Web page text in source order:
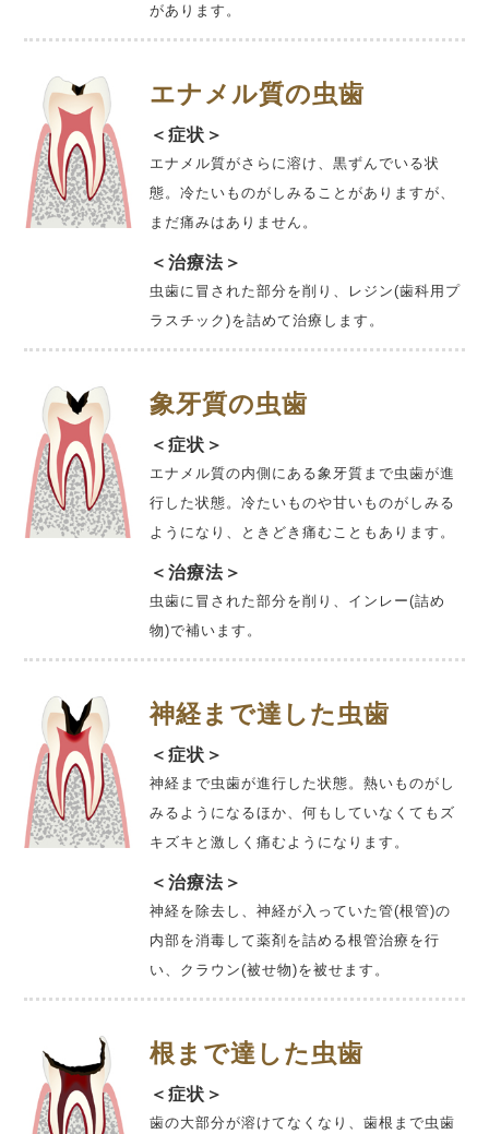
があります。
エナメル質の虫歯
＜症状＞
エナメル質がさらに溶け、黒ずんでいる状
態。冷たいものがしみることがありますが、
まだ痛みはありません。
＜治療法＞
虫歯に冒された部分を削り、レジン(歯科用プ
ラスチック)を詰めて治療します。
象牙質の虫歯
＜症状＞
エナメル質の内側にある象牙質まで虫歯が進
行した状態。冷たいものや甘いものがしみる
ようになり、ときどき痛むこともあります。
＜治療法＞
虫歯に冒された部分を削り、インレー(詰め
物)で補います。
神経まで達した虫歯
＜症状＞
神経まで虫歯が進行した状態。熱いものがし
みるようになるほか、何もしていなくてもズ
キズキと激しく痛むようになります。
＜治療法＞
神経を除去し、神経が入っていた管(根管)の
内部を消毒して薬剤を詰める根管治療を行
い、クラウン(被せ物)を被せます。
根まで達した虫歯
＜症状＞
歯の大部分が溶けてなくなり、歯根まで虫歯